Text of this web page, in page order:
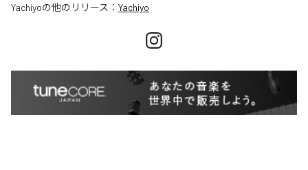
Yachiyoの他のリリース： Yachiyo